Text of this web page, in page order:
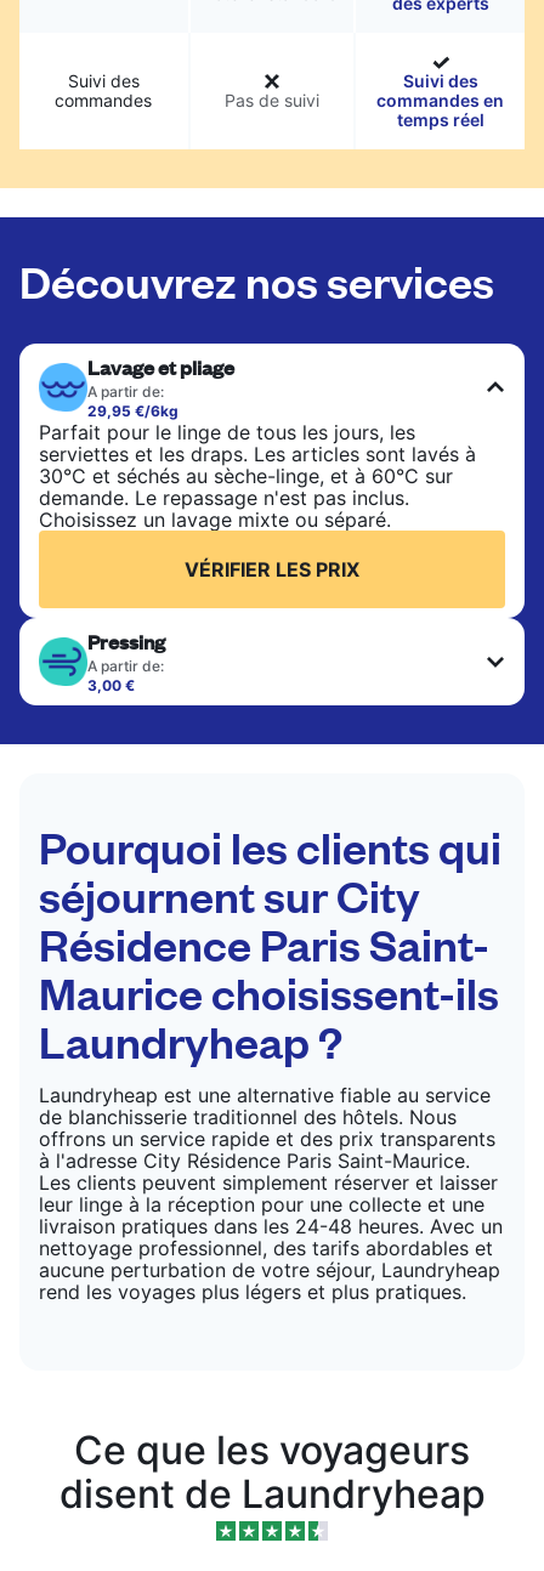
Suivi des
commandes
Pas de suivi
Suivi des
commandes en
temps réel
Découvrez nos services
Lavage et pliage
A partir de:
29,95 €/6kg
Parfait pour le linge de tous les jours, les
serviettes et les draps. Les articles sont lavés à
30°C et séchés au sèche-linge, et à 60°C sur
demande. Le repassage n'est pas inclus.
Choisissez un lavage mixte ou séparé.
VÉRIFIER LES PRIX
Pressing
A partir de:
3,00 €
Les articles délicats sont nettoyés à sec et finis
costumes, les robes, les manteaux et les tissus
VÉRIFIER LES PRIX
Pourquoi les clients qui
séjournent sur City
Résidence Paris Saint-
Maurice choisissent-ils
Laundryheap ?
Laundryheap est une alternative fiable au service
de blanchisserie traditionnel des hôtels. Nous
offrons un service rapide et des prix transparents
à l'adresse City Résidence Paris Saint-Maurice.
Les clients peuvent simplement réserver et laisser
leur linge à la réception pour une collecte et une
livraison pratiques dans les 24-48 heures. Avec un
nettoyage professionnel, des tarifs abordables et
aucune perturbation de votre séjour, Laundryheap
rend les voyages plus légers et plus pratiques.
Ce que les voyageurs
disent de Laundryheap